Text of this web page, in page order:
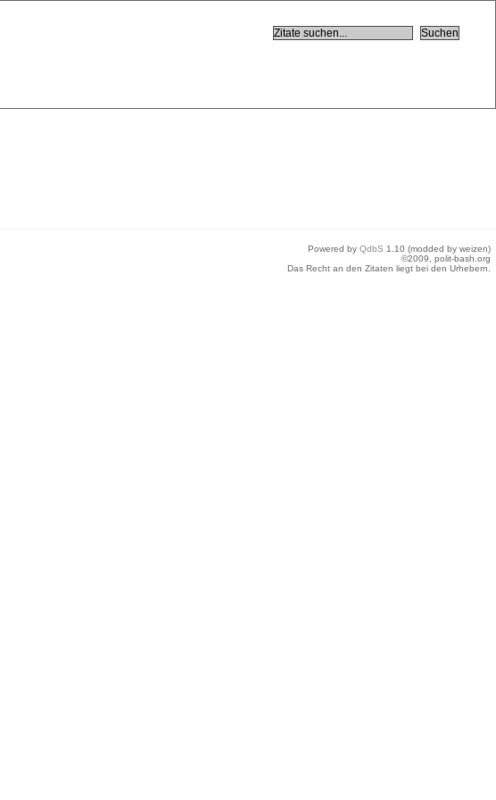
Powered by QdbS 1.10 (modded by weizen)
©2009, polit-bash.org
Das Recht an den Zitaten liegt bei den Urhebern.